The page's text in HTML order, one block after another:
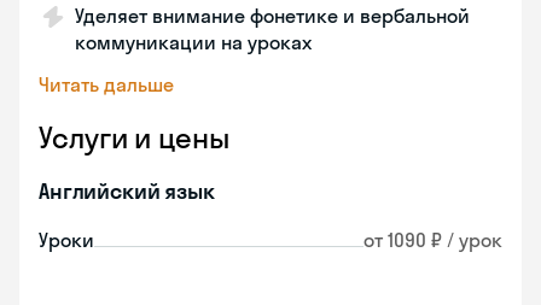
Уделяет внимание фонетике и вербальной
коммуникации на уроках
Читать дальше
Услуги и цены
Английский язык
Уроки от 1090 ₽ / урок